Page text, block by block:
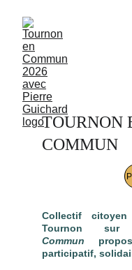
A PROPOS
TOURNON
COMMUN
Collectif
Tournon
Commun
participatif,